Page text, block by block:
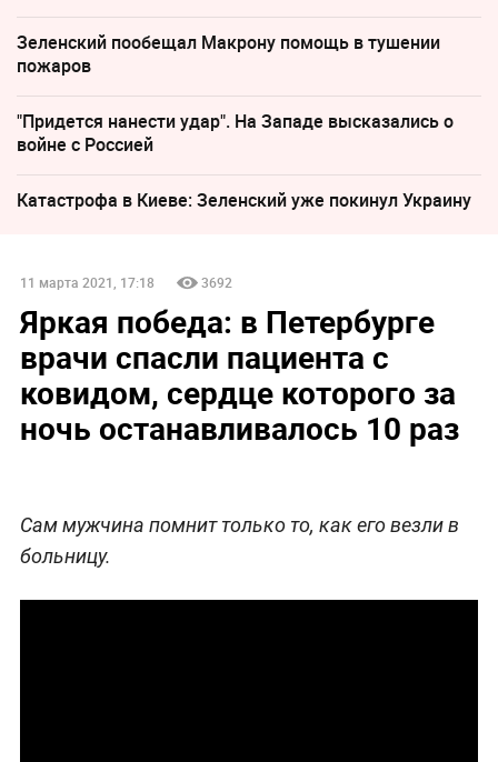
Зеленский пообещал Макрону помощь в тушении
пожаров
"Придется нанести удар". На Западе высказались о
войне с Россией
Катастрофа в Киеве: Зеленский уже покинул Украину
11 марта 2021, 17:18 3692
Яркая победа: в Петербурге
врачи спасли пациента с
ковидом, сердце которого за
ночь останавливалось 10 раз
Сам мужчина помнит только то, как его везли в
больницу.